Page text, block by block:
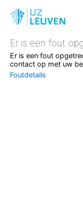
Er is een fout
Er is een fout
contact op met uw
Foutdetails